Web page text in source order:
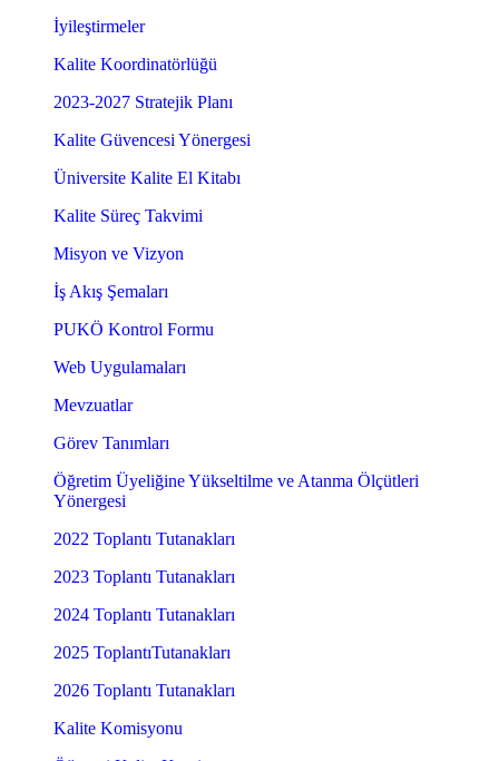
İyileştirmeler
Kalite Koordinatörlüğü
2023-2027 Stratejik Planı
Kalite Güvencesi Yönergesi
Üniversite Kalite El Kitabı
Kalite Süreç Takvimi
Misyon ve Vizyon
İş Akış Şemaları
PUKÖ Kontrol Formu
Web Uygulamaları
Mevzuatlar
Görev Tanımları
Öğretim Üyeliğine Yükseltilme ve Atanma Ölçütleri
Yönergesi
2022 Toplantı Tutanakları
2023 Toplantı Tutanakları
2024 Toplantı Tutanakları
2025 ToplantıTutanakları
2026 Toplantı Tutanakları
Kalite Komisyonu